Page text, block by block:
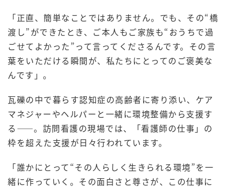
「正直、簡単なことではありません。でも、その“橋
渡し”ができたとき、ご本人もご家族も“おうちで過
ごせてよかった”って言ってくださるんです。その言
葉をいただける瞬間が、私たちにとってのご褒美な
んです」。
瓦礫の中で暮らす認知症の高齢者に寄り添い、ケア
マネジャーやヘルパーと一緒に環境整備から支援す
る――。訪問看護の現場では、「看護師の仕事」の
枠を超えた支援が日々行われています。
「誰かにとって“その人らしく生きられる環境”を一
緒に作っていく。その面白さと尊さが、この仕事に